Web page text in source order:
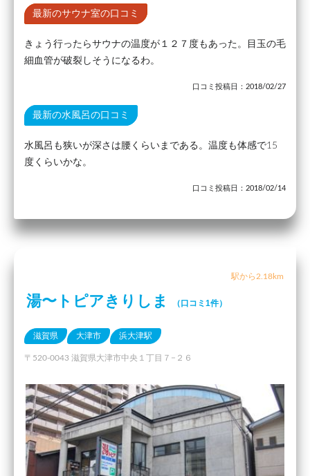
最新のサウナ室の口コミ
きょう行ったらサウナの温度が１２７度もあった。目玉の毛
細血管が破裂しそうになるわ。
口コミ投稿日：2018/02/27
最新の水風呂の口コミ
水風呂も狭いが深さは腰くらいまである。温度も体感で15
度くらいかな。
口コミ投稿日：2018/02/14
駅から2.18km
湯〜トピアきりしま （口コミ1件）
滋賀県 大津市 浜大津駅
〒520-0043 滋賀県大津市中央１丁目７−２６